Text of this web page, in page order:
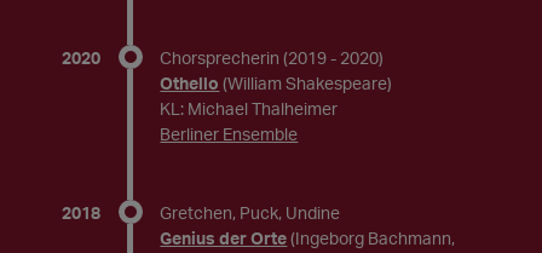
2020 Chorsprecherin (2019 - 2020)
Othello (William Shakespeare)
KL: Michael Thalheimer
Berliner Ensemble
2018
Gretchen, Puck, Undine
Genius der Orte (Ingeborg Bachmann,